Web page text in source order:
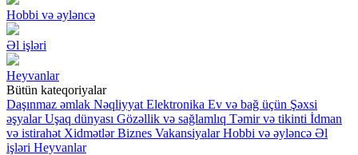
Hobbi və əyləncə
Əl işləri
Heyvanlar
Bütün kateqoriyalar
Daşınmaz əmlak Nəqliyyat Elektronika Ev və bağ üçün Şəxsi
əşyalar Uşaq dünyası Gözəllik və sağlamlıq Təmir və tikinti İdman
və istirahət Xidmətlər Biznes Vakansiyalar Hobbi və əyləncə Əl
işləri Heyvanlar